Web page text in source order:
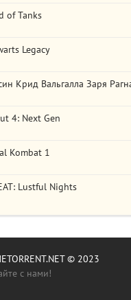
of Tanks
Legacy
Крид Вальгалла Заря
4: Next Gen
Kombat 1
Lustful Nights
© 2023
с нами!